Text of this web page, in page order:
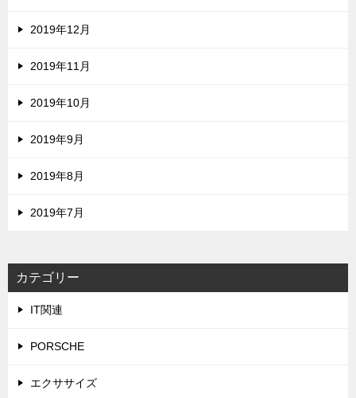
2019年12月
2019年11月
2019年10月
2019年9月
2019年8月
2019年7月
カテゴリー
IT関連
PORSCHE
エクササイズ